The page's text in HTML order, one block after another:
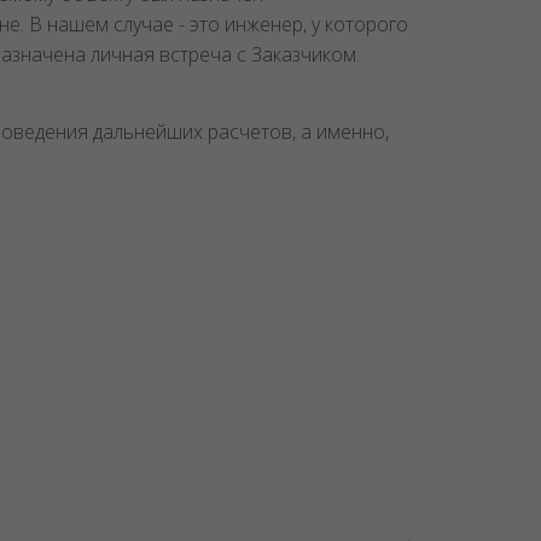
В нашем случае - это инженер, у которого
личная встреча с Заказчиком.
дальнейших расчетов, а именно,